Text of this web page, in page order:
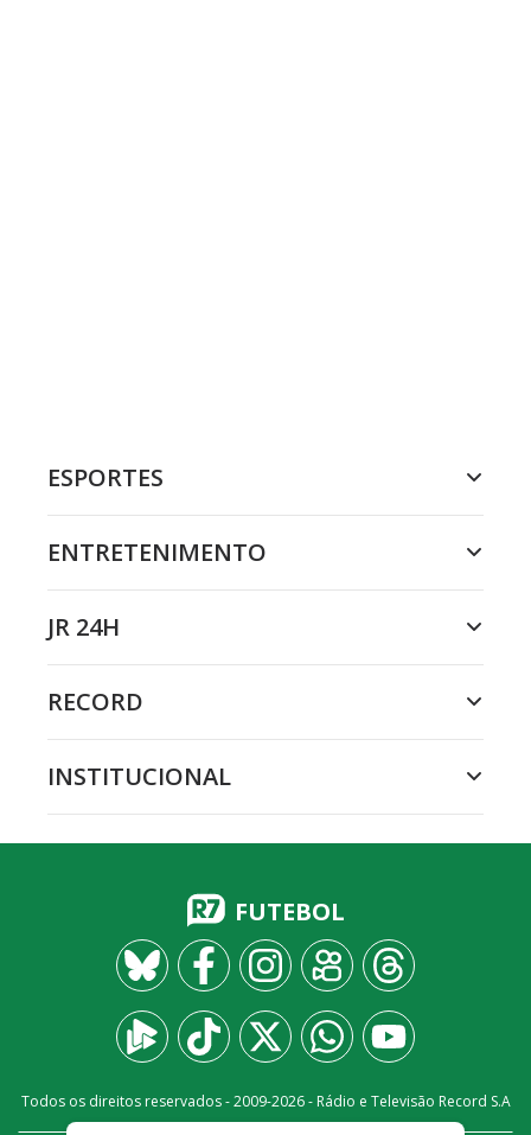
ESPORTES
ENTRETENIMENTO
JR 24H
RECORD
INSTITUCIONAL
FUTEBOL
Todos os direitos reservados - 2009-2026- Rádio e Televisão Record S.A